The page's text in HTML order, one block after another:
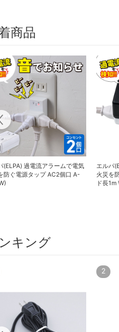
商品
(ELPA) 過電流アラームで電気
防ぐ電源タップ AC2個口 A-
エルパ
火災を
ド長
キング
2